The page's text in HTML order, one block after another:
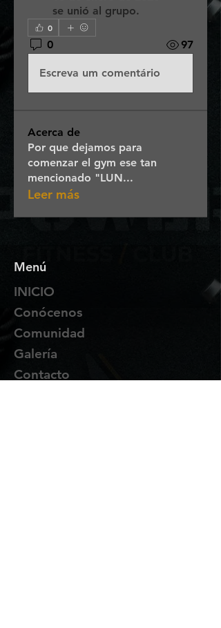
se unió al grupo.
0
0 97
Escreva um comentário
Acerca de
Por que dejamos para
comenzar el gym ese tan
mencionado "LUN...
Leer más
Menú
INICIO
Conócenos
Comunidad
Galería
Contacto